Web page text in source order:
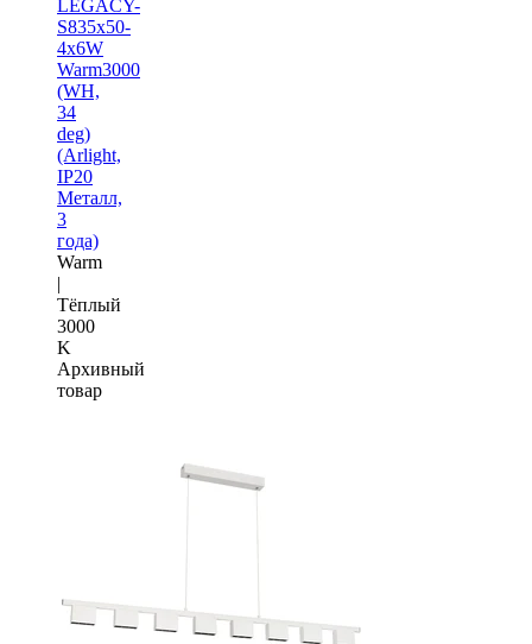
LEGACY-
S835x50-
4x6W
Warm3000
(WH,
34
deg)
(Arlight,
IP20
Металл,
3
года)
Warm
|
Тёплый
3000
K
Архивный
товар